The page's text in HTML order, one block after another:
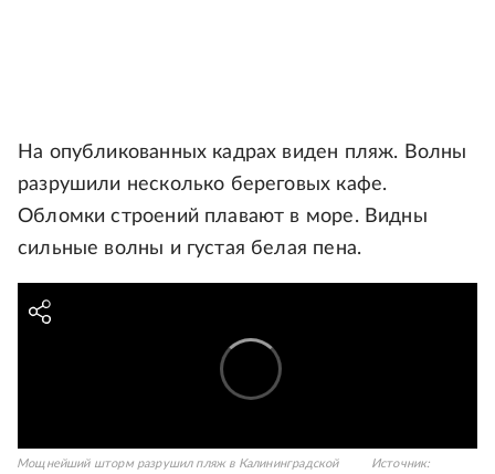
На опубликованных кадрах виден пляж. Волны
разрушили несколько береговых кафе.
Обломки строений плавают в море. Видны
сильные волны и густая белая пена.
Мощнейший шторм разрушил пляж в Калининградской
Источник: